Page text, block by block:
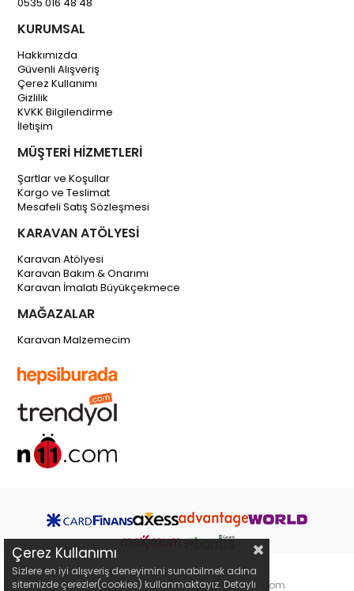
KURUMSAL
Hakkımızda
Güvenli Alışveriş
Çerez Kullanımı
Gizlilik
KVKK Bilgilendirme
İletişim
MÜŞTERİ HİZMETLERİ
Şartlar ve Koşullar
Kargo ve Teslimat
Mesafeli Satış Sözleşmesi
KARAVAN ATÖLYESİ
Karavan Atölyesi
Karavan Bakım & Onarımı
Karavan İmalatı Büyükçekmece
MAĞAZALAR
Karavan Malzemecim
Copyright 2019 © karavanmalzemecim.com
Çerez Kullanımı
Sizlere en iyi alışveriş deneyimini sunabilmek adına
sitemizde çerezler(cookies) kullanmaktayız. Detaylı